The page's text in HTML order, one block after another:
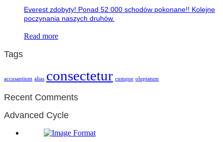
Everest zdobyty! Ponad 52 000 schodów pokonane!! Kolejne
poczynania naszych druhów.
Read more
Tags
accusantium alias consectetur cumque oluptatum
Recent Comments
Advanced Cycle